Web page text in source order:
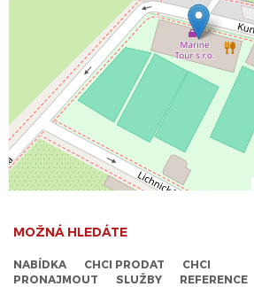
MOŽNÁ HLEDÁTE
NABÍDKA CHCI PRODAT
CHCI
PRONAJMOUT
SLUŽBY REFERENCE